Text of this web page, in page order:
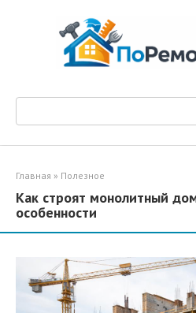
Поиск:
Главная » Полезное
Как строят монолитный
особенности